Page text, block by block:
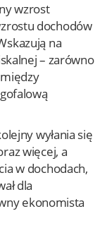
wzrost
dochodów
na
– zarówno
wyłania się
więcej, a
w dochodach,
dla
ekonomista